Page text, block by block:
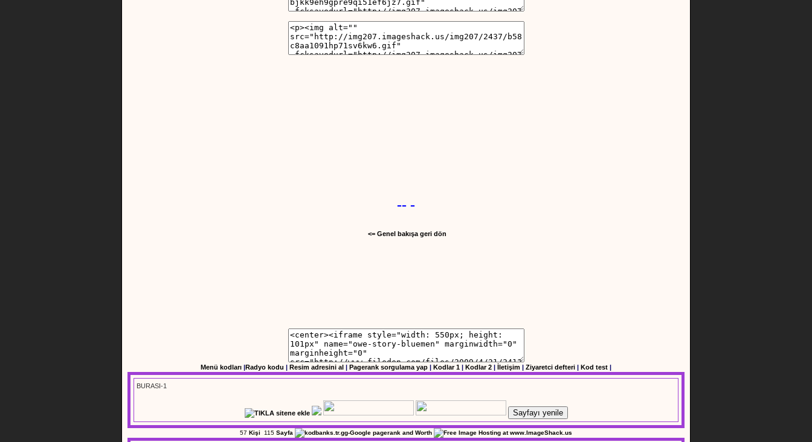
-- -
<= Genel bakışa geri dön
Menü kodları |Radyo kodu | Resim adresini al | Pagerank sorgulama yap | Kodlar 1 | Kodlar 2 | İletişim | Ziyaretci defteri | Kod test |
BURASI-1
Sayfayı yenile
57 Kişi 115 Sayfa